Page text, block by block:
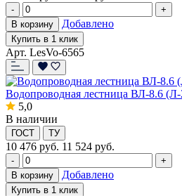
-
+
В корзину
Добавлено
Купить в 1 клик
Арт. LesVo-6565
Водопроводная лестница ВЛ-8.6
5,0
В наличии
ГОСТ ТУ
10 476 руб. 11 524 руб.
-
+
В корзину
Добавлено
Купить в 1 клик